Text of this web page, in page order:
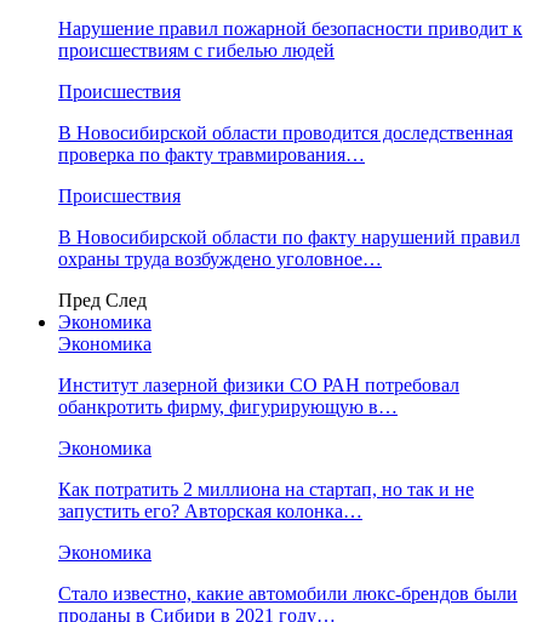
Нарушение правил пожарной безопасности приводит к
происшествиям с гибелью людей
Происшествия
В Новосибирской области проводится доследственная
проверка по факту травмирования…
Происшествия
В Новосибирской области по факту нарушений правил
охраны труда возбуждено уголовное…
Пред След
Экономика
Экономика
Институт лазерной физики СО РАН потребовал
обанкротить фирму, фигурирующую в…
Экономика
Как потратить 2 миллиона на стартап, но так и не
запустить его? Авторская колонка…
Экономика
Стало известно, какие автомобили люкс-брендов были
проданы в Сибири в 2021 году…